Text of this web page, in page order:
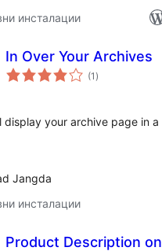
инсталации
In Over Your Archives
(1 общо
оценки
)
display your archive page in
Jangda
инсталации
Product Description